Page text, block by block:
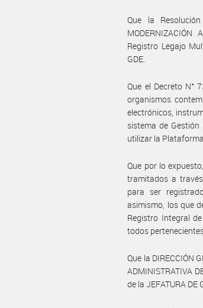
Que la
Registro Legajo
GDE.
Que el Decreto N°
organismos
electrónicos,
sistema de
utilizar la
Que por lo
tramitados a
para ser
asimismo, los que
Registro Integral
todos
Que la DIRECCIÓN
ADMINISTRATIVA
de la JEFATURA